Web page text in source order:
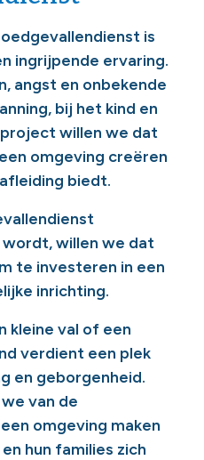
is
ingrijpende ervaring.
angst en onbekende
bij het kind en
willen we dat
omgeving creëren
biedt.
willen we dat
te investeren in een
inrichting.
kleine val of een
verdient een plek
en geborgenheid.
van de
omgeving maken
hun families zich